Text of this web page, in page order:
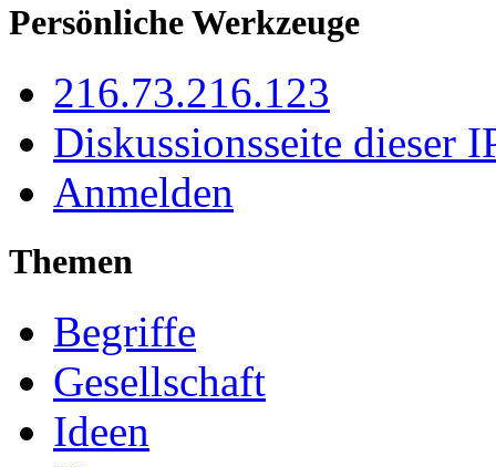
Persönliche Werkzeuge
216.73.216.123
Diskussionsseite dieser
Anmelden
Themen
Begriffe
Gesellschaft
Ideen